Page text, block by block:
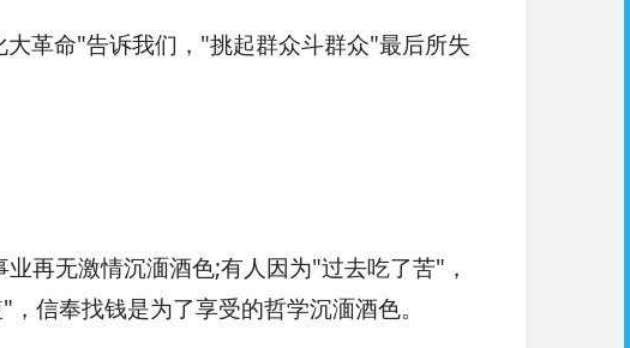
革命"告诉我们，"挑起群众斗群众"最后所失
再无激情沉湎酒色;有人因为"过去吃了苦"，
信奉找钱是为了享受的哲学沉湎酒色。